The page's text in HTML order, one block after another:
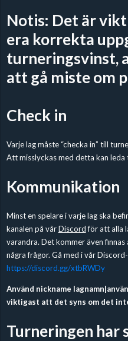
Notis: Det är
era korrekta
turneringsvinst,
att gå miste om
Check in
Varje lag måste “checka in” till
Att misslyckas med detta kan
Kommunikation
Minst en spelare i varje lag ska
kanalen på vårDiscordför att alla
varandra. Det kommer även
några frågor. Gå med i vår
https://discord.gg/xtbRWDy
Använd nickname
viktigast att det syns om det
Turneringen har